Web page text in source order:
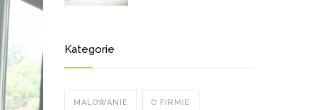
Kategorie
MALOWANIE O FIRMIE